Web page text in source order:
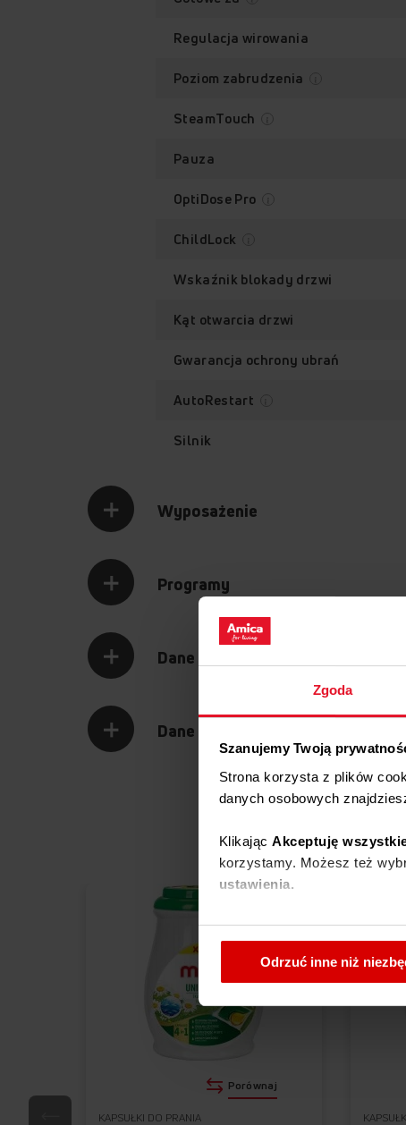
Zgoda
Szanujemy Twoją
Strona korzysta z plików
danych osobowych
Klikając Akceptuję
korzystamy. Możesz też
ustawienia.
W każdej chwili możesz
Odrzuć inne niż
Regulacja wirowania
Poziom zabrudzenia
SteamTouch
Pauza
OptiDose Pro
ChildLock
Wskaźnik blokady drzwi
Kąt otwarcia drzwi
Gwarancja ochrony ubrań
AutoRestart
Silnik
Wyposażenie
Programy
Dane techniczne
Dane logistyczne
KAPSUŁKI DO PRANIA
Porównaj